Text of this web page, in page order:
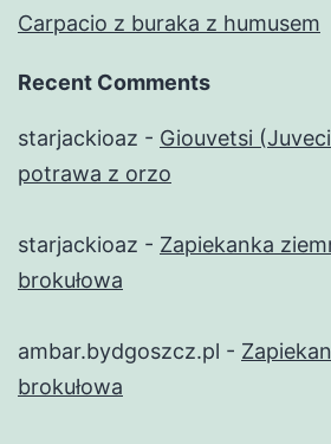
Carpacio z buraka z humusem
Recent Comments
starjackioaz - Giouvetsi
potrawa z orzo
starjackioaz - Zapiekanka
brokułowa
ambar.bydgoszcz.pl -
brokułowa